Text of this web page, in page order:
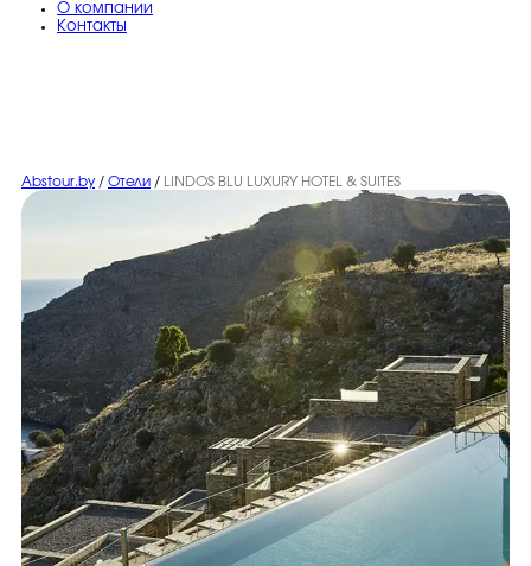
O компании
Контакты
Abstour.by / Отели / LINDOS BLU LUXURY HOTEL & SUITES